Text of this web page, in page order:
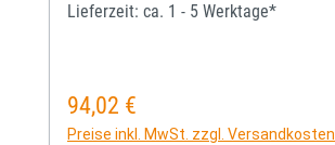
Lieferzeit: ca. 1 - 5 Werktage*
Regulärer Preis:
94,02 €
Preise inkl. MwSt. zzgl. Versandkosten